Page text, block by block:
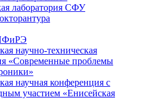
лаборатория СФУ
научно-техническая
«Современные проблемы
научная конференция с
участием «Енисейская